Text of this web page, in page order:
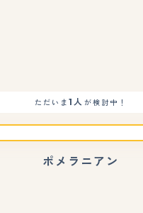
ただいま1人 が検討中！
ポメラニアン